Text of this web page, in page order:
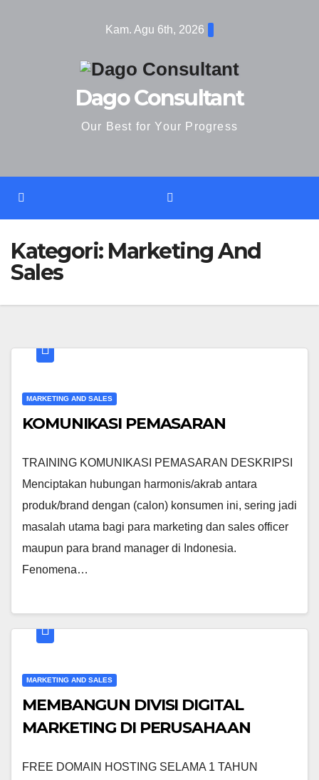
Kam. Agu 6th, 2026
Dago Consultant
Our Best for Your Progress
Kategori: Marketing And
Sales
MARKETING AND SALES
KOMUNIKASI PEMASARAN
TRAINING KOMUNIKASI PEMASARAN DESKRIPSI
Menciptakan hubungan harmonis/akrab antara
produk/brand dengan (calon) konsumen ini, sering jadi
masalah utama bagi para marketing dan sales officer
maupun para brand manager di Indonesia.
Fenomena…
MARKETING AND SALES
MEMBANGUN DIVISI DIGITAL
MARKETING DI PERUSAHAAN
FREE DOMAIN HOSTING SELAMA 1 TAHUN